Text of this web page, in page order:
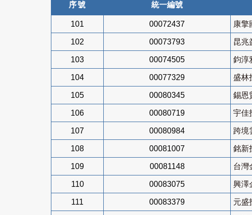
序號 統一編號
101 00072437 康擎
102 00073793 昆兆
103 00074505 鈞淳
104 00077329 盛林
105 00080345 錫恩
106 00080719 宇佳
107 00080984 跨境
108 00081007 銘新
109 00081148 台灣
110 00083075 興澤
111 00083379 元盛